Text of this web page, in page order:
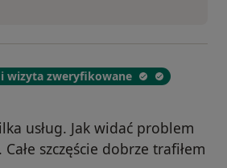
i wizyta zweryfikowane
usług. Jak widać problem
szczęście dobrze trafiłem